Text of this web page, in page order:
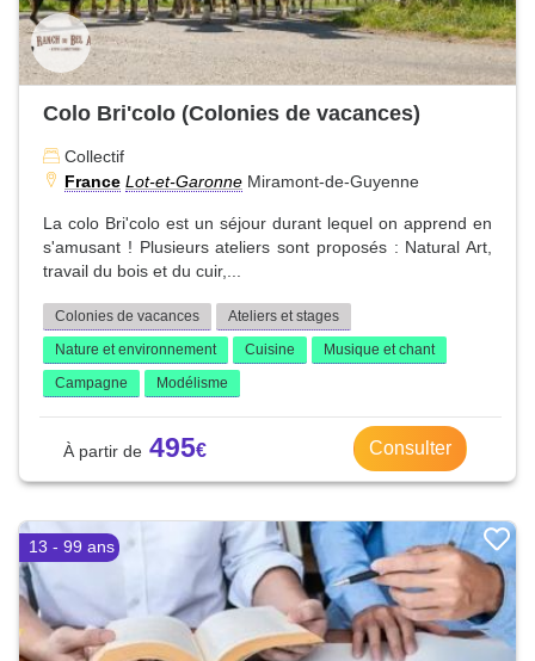
Colo Bri'colo (Colonies de vacances)
Collectif
France Lot-et-Garonne Miramont-de-Guyenne
La colo Bri'colo est un séjour durant lequel on apprend en
s'amusant ! Plusieurs ateliers sont proposés : Natural Art,
travail du bois et du cuir,...
Colonies de vacances
Ateliers et stages
Nature et environnement
Cuisine
Musique et chant
Campagne
Modélisme
495 Consulter
13 - 99 ans